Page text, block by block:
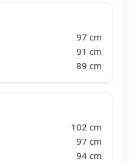
97 cm
91 cm
89 cm
102 cm
97 cm
94 cm